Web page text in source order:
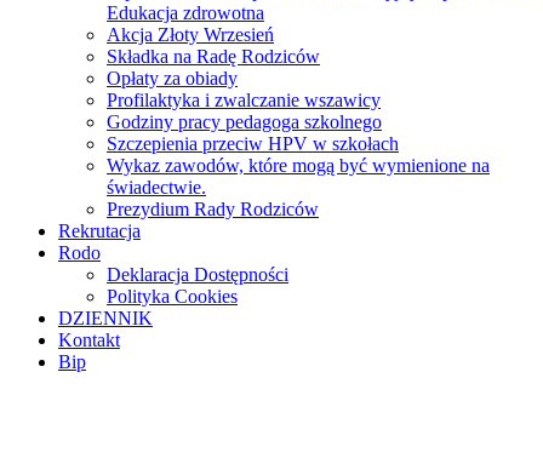
Edukacja zdrowotna
Akcja Złoty Wrzesień
Składka na Radę Rodziców
Opłaty za obiady
Profilaktyka i zwalczanie wszawicy
Godziny pracy pedagoga szkolnego
Szczepienia przeciw HPV w szkołach
Wykaz zawodów, które mogą być wymienione na
świadectwie.
Prezydium Rady Rodziców
Rekrutacja
Rodo
Deklaracja Dostępności
Polityka Cookies
DZIENNIK
Kontakt
Bip